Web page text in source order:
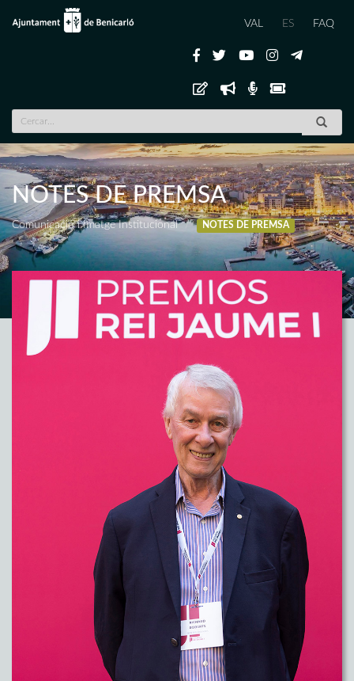
VAL ES FAQ
NOTES DE PREMSA
Comunicació i Imatge Institucional NOTES DE PREMSA